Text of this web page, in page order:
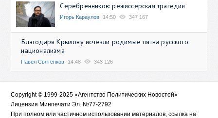
Серебренников: режиссерская трагедия
Игорь Караулов 14:50 347 167
Благодаря Крылову исчезли родимые пятна русского
национализма
Павел Святенков 14:48 343 126
Copyright © 1999-2025 «Агентство Политических Новостей»
Лицензия Минпечати Эл. №77-2792
При полном или частичном использовании материалов, ссылка на